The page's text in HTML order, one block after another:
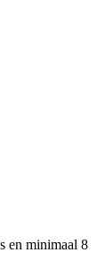
en minimaal 8